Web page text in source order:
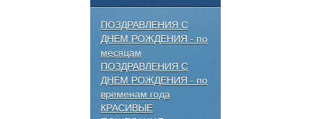
ПОЗДРАВЛЕНИЯ С
ДНЕМ РОЖДЕНИЯ - по
месяцам
ПОЗДРАВЛЕНИЯ С
ДНЕМ РОЖДЕНИЯ - по
временам года
КРАСИВЫЕ